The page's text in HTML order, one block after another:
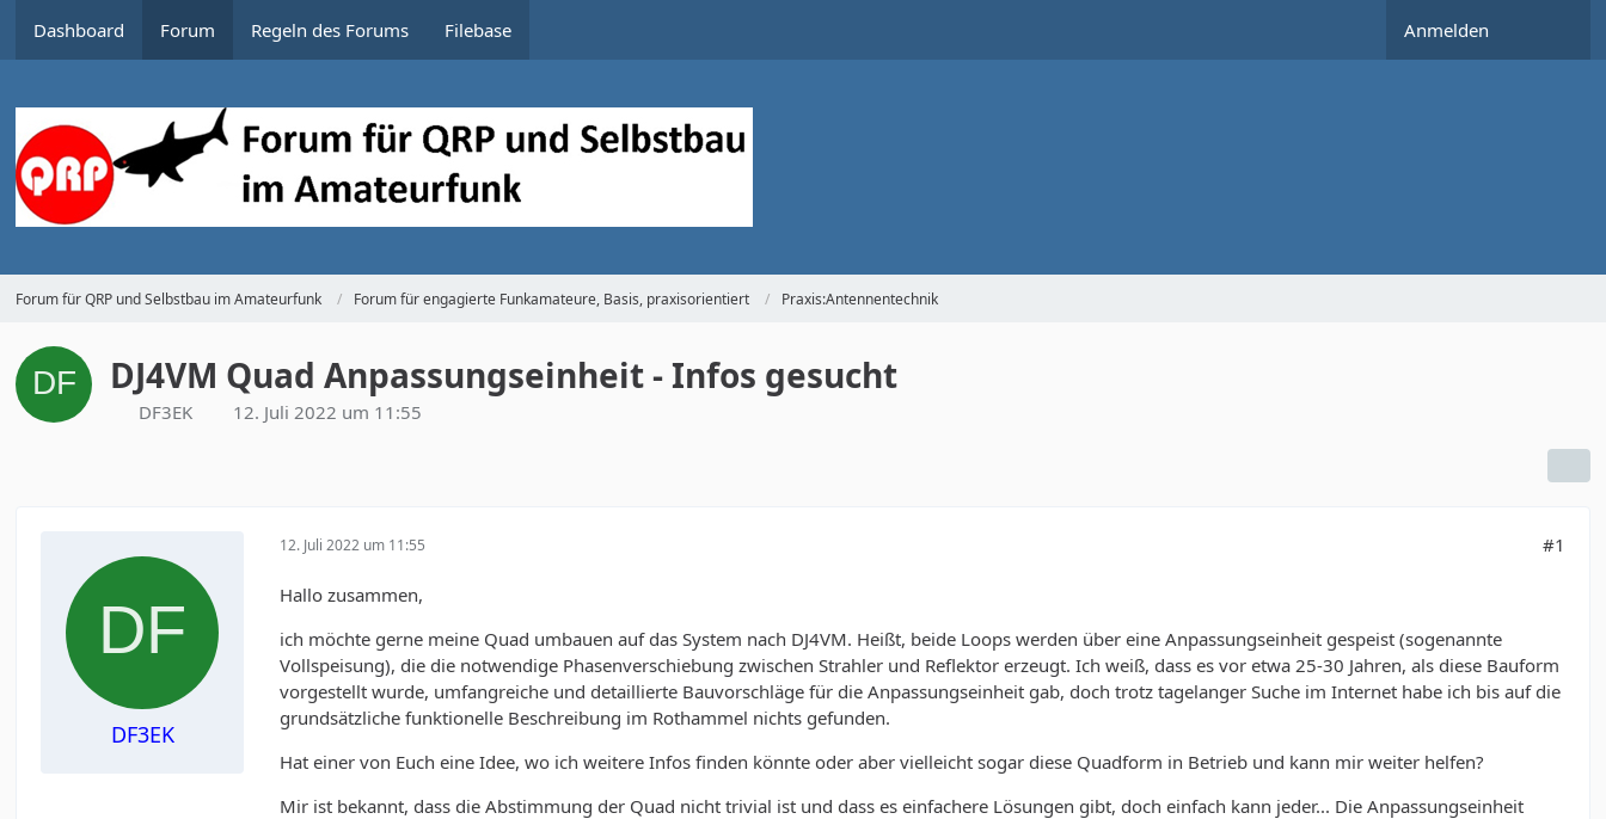
Dashboard Forum Regeln des Forums Filebase Anmelden
Forum für QRP und Selbstbau im Amateurfunk Forum für engagierte Funkamateure, Basis, praxisorientiert Praxis:Antennentechnik
DJ4VM Quad Anpassungseinheit - Infos gesucht
DF3EK 12. Juli 2022 um 11:55
DF3EK
12. Juli 2022 um 11:55 #1
Hallo zusammen,
ich möchte gerne meine Quad umbauen auf das System nach DJ4VM. Heißt, beide Loops werden über eine Anpassungseinheit gespeist (sogenannte
Vollspeisung), die die notwendige Phasenverschiebung zwischen Strahler und Reflektor erzeugt. Ich weiß, dass es vor etwa 25-30 Jahren, als diese Bauform
vorgestellt wurde, umfangreiche und detaillierte Bauvorschläge für die Anpassungseinheit gab, doch trotz tagelanger Suche im Internet habe ich bis auf die
grundsätzliche funktionelle Beschreibung im Rothammel nichts gefunden.
Hat einer von Euch eine Idee, wo ich weitere Infos finden könnte oder aber vielleicht sogar diese Quadform in Betrieb und kann mir weiter helfen?
Mir ist bekannt, dass die Abstimmung der Quad nicht trivial ist und dass es einfachere Lösungen gibt, doch einfach kann jeder... Die Anpassungseinheit